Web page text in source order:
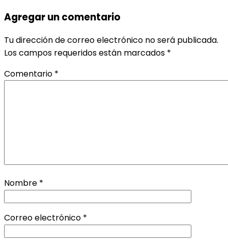
Agregar un comentario
Tu dirección de correo electrónico no será publicada.
Los campos requeridos están marcados *
Comentario *
Nombre *
Correo electrónico *